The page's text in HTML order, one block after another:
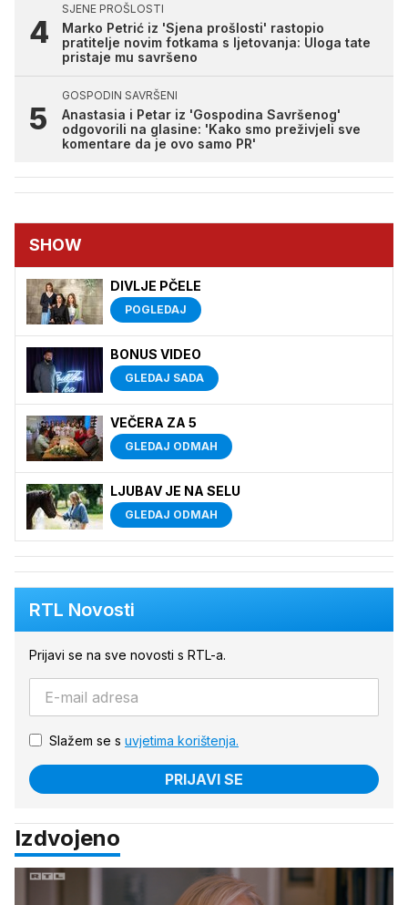
SJENE PROŠLOSTI
Marko Petrić iz 'Sjena prošlosti' rastopio
pratitelje novim fotkama s ljetovanja: Uloga tate
pristaje mu savršeno
GOSPODIN SAVRŠENI
Anastasia i Petar iz 'Gospodina Savršenog'
odgovorili na glasine: 'Kako smo preživjeli sve
komentare da je ovo samo PR'
SHOW
DIVLJE PČELE
POGLEDAJ
BONUS VIDEO
GLEDAJ SADA
VEČERA ZA 5
GLEDAJ ODMAH
LJUBAV JE NA SELU
GLEDAJ ODMAH
RTL Novosti
Prijavi se na sve novosti s RTL-a.
Slažem se s uvjetima korištenja.
PRIJAVI SE
Izdvojeno